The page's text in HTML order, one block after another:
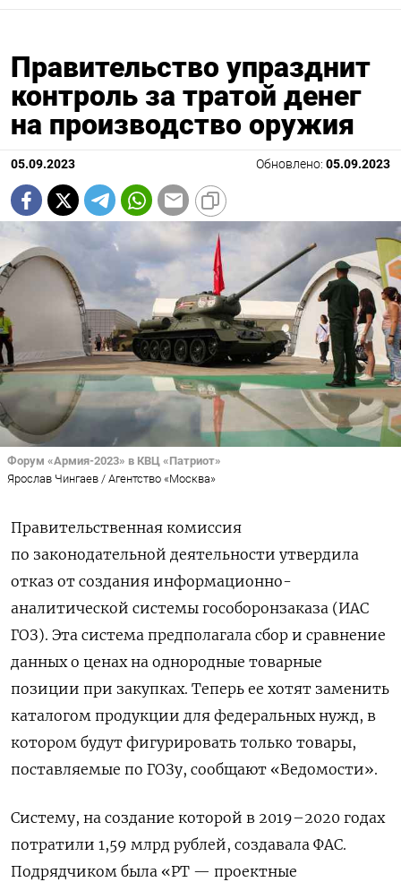
Правительство упразднит
контроль за тратой денег
на производство оружия
05.09.2023 Обновлено: 05.09.2023
Форум «Армия-2023» в КВЦ «Патриот»
Ярослав Чингаев / Агентство «Москва»
Правительственная комиссия
по законодательной деятельности утвердила
отказ от создания информационно-
аналитической системы гособоронзаказа (ИАС
ГОЗ). Эта система предполагала сбор и сравнение
данных о ценах на однородные товарные
позиции при закупках. Теперь ее хотят заменить
каталогом продукции для федеральных нужд, в
котором будут фигурировать только товары,
поставляемые по ГОЗу, сообщают «Ведомости».
Систему, на создание которой в 2019–2020 годах
потратили 1,59 млрд рублей, создавала ФАС.
Подрядчиком была «РТ — проектные